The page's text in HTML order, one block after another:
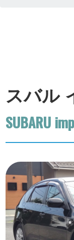
スバル
SUBARU